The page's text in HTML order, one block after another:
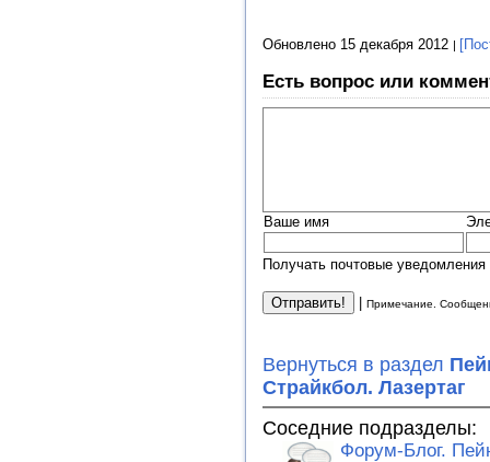
Обновлено 15 декабря 2012
Есть вопрос или
Ваше имя
Получать почтовые
| Примечание.
Вернуться в раздел
Страйкбол. Лазертаг
Соседние подразделы:
Форум-Блог.